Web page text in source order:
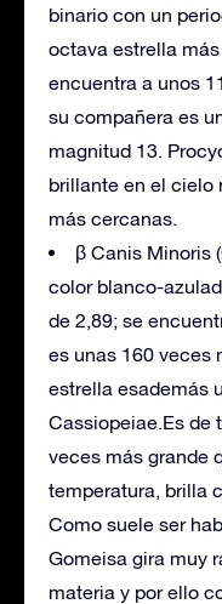
binario con un
octava estrella
encuentra a unos
su compañera es
magnitud 13.
brillante en el cielo
más cercanas.
β Canis Minoris
color blanco-
de 2,89; se
es unas 160 veces
estrella esademás
Cassiopeiae.Es de
veces más grande
temperatura, brilla
Como suele ser
Gomeisa gira muy
materia y por ello